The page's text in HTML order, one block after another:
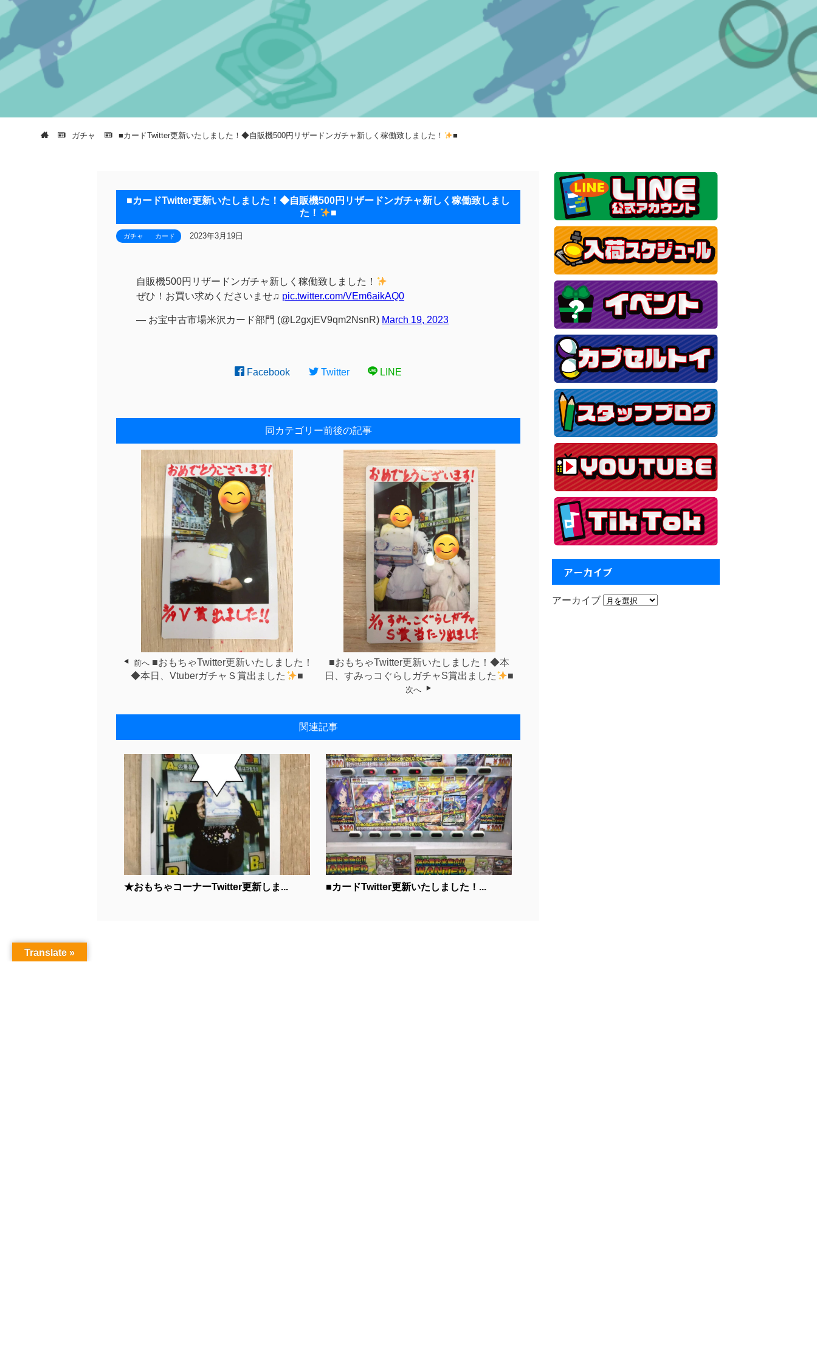
ガチャ ■カードTwitter更新いたしました！◆自販機500円リザードンガチャ新しく稼働致しました！ ■
■カードTwitter更新いたしました！◆自販機500円リザードンガチャ新しく稼働致しまし
た！
■
ガチャ カード 2023年3月19日
自販機500円リザードンガチャ新しく稼働致しました！
ぜひ！お買い求めくださいませ♫ pic.twitter.com/VEm6aikAQ0
— お宝中古市場米沢カード部門 (@L2gxjEV9qm2NsnR) March 19, 2023
Facebook Twitter LINE
同カテゴリー前後の記事
前へ ■おもちゃTwitter更新いたしました！
◆本日、VtuberガチャＳ賞出ました
■
■おもちゃTwitter更新いたしました！◆本
日、すみっコぐらしガチャS賞出ました
■
次へ
関連記事
★おもちゃコーナーTwitter更新しま... ■カードTwitter更新いたしました！...
アーカイブ
アーカイブ
Translate »